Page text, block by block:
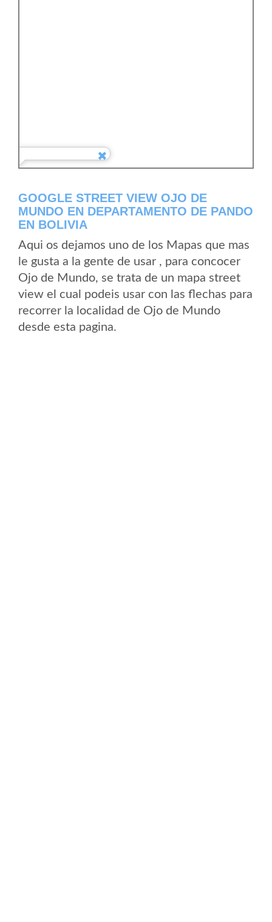
GOOGLE STREET VIEW OJO DE
MUNDO EN DEPARTAMENTO DE PANDO
EN BOLIVIA
Aqui os dejamos uno de los Mapas que mas
le gusta a la gente de usar , para concocer
Ojo de Mundo, se trata de un mapa street
view el cual podeis usar con las flechas para
recorrer la localidad de Ojo de Mundo
desde esta pagina.